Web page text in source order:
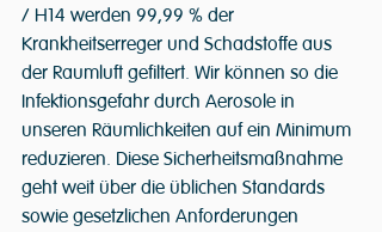
/ H14 werden 99,99 % der
Krankheitserreger und Schadstoffe aus
der Raumluft gefiltert. Wir können so die
Infektionsgefahr durch Aerosole in
unseren Räumlichkeiten auf ein Minimum
reduzieren. Diese Sicherheitsmaßnahme
geht weit über die üblichen Standards
sowie gesetzlichen Anforderungen